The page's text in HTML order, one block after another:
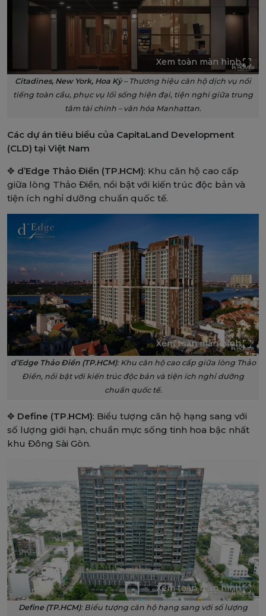
Xem toàn màn hình
Citadines, New York, Hoa Kỳ– Thương hiệu căn hộ dịch vụ nổi
tiếng toàn cầu, phục vụ lối sống hiện đại, tiện nghi giữa trung
tâm tài chính – văn hóa Manhattan.
Các dự án tiêu biểu của CapitaLand Development
(CLD) tại Việt Nam
✥ d’Edge Thảo Điền (TP.HCM): Khu căn hộ cao cấp
giữa lòng Thảo Điền, nổi bật với kiến trúc độc bản và
tiện ích nghỉ dưỡng chuẩn quốc tế.
Xem toàn màn hình
d’Edge Thảo Điền (TP.HCM): Khu căn hộ cao cấp giữa lòng Thảo
Điền, nổi bật với kiến trúc độc bản và tiện ích nghỉ dưỡng
chuẩn quốc tế.
✥ Define (TP.HCM): Biểu tượng căn hộ hạng sang với
số lượng giới hạn, chuẩn mực sống tinh hoa bậc nhất
khu Đông Sài Gòn.
Xem toàn màn hình
Define (TP.HCM): Biểu tượng căn hộ hạng sang với số lượng